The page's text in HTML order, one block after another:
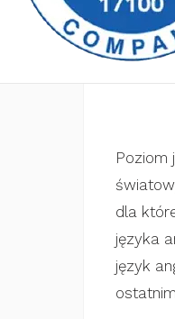
Biuro tłumaczeń
Poziom
dla
języka
język